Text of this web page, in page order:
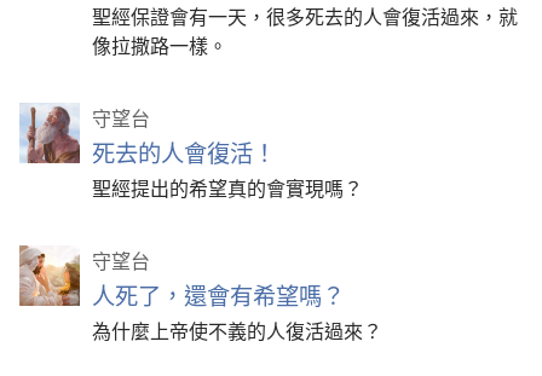
聖經保證會有一天，很多死去的人會復活過來，就
像拉撒路一樣。
守望台
死去的人會復活！
聖經提出的希望真的會實現嗎？
守望台
人死了，還會有希望嗎？
為什麼上帝使不義的人復活過來？